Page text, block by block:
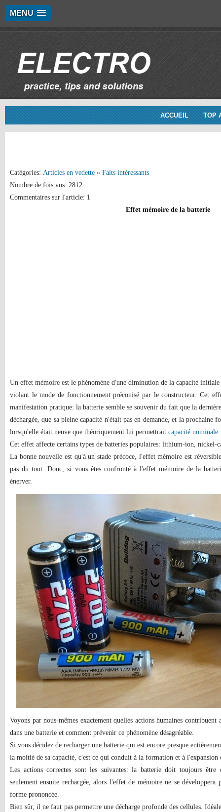
MENU
ACCUEIL TOP
Catégories: Articles en vedette » Faits intéressants
Nombre de fois vus: 2812
Commentaires sur l'article: 1
Effet mémoire de la batterie
Un effet mémoire est le phénomène d'une diminution de la capacité
violant le mode de fonctionnement préconisé par le constructeur. Cet
manifestation pratique: la batterie semble se souvenir du fait que la
déchargée, que sa pleine capacité n'était pas en demande, et la prochaine
lorsqu'elle était neuve que théoriquement lui permettrait capacité nominale.
Cet effet affecte certains types de batteries populaires: lithium-ion,
La bonne nouvelle est qu'à un stade précoce, l'effet mémoire est
pas du tout. Donc, si vous êtes confronté à l'effet mémoire de la
énerver.
Voyons par nous-mêmes exactement quelles actions humaines
dans une batterie et comment prévenir ce phénomène désagréable.
Si vous décidez de recharger une batterie qui est encore presque
la moitié de sa capacité, c'est ce qui conduit à la formation et à
Les actions correctes sont les suivantes: la batterie doit toujours être
seulement ensuite rechargée, alors l'effet de mémoire ne se développera
forme prononcée.
Bien sûr, il ne faut pas permettre une décharge profonde des cellules.